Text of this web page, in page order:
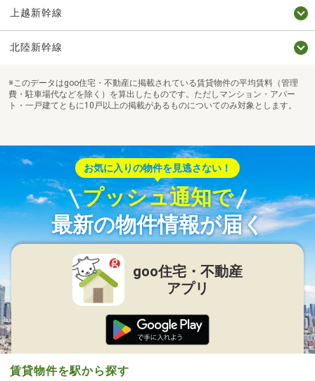
上越新幹線
北陸新幹線
※このデータはgoo住宅・不動産に掲載されている賃貸物件の平均賃料（管理
費・駐車場代などを除く）を算出したものです。ただしマンション・アパー
ト・一戸建てともに10戸以上の掲載があるものについてのみ対象とします。
お気に入りの物件を見逃さない！
プッシュ通知で
最新の物件情報が届く
goo住宅・不動産
アプリ
賃貸物件を駅から探す